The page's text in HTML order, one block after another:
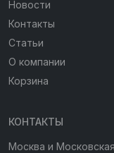
Новости
Контакты
Статьи
О компании
Корзина
КОНТАКТЫ
Москва и